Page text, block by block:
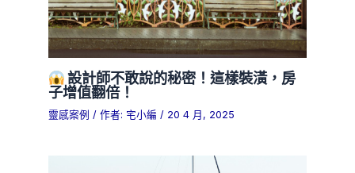
設計師不敢說的秘密！這樣裝潢，房
子增值翻倍！
靈感案例 / 作者: 宅小編/ 20 4 月, 2025